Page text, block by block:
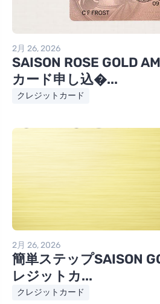
2月 26, 2026
SAISON ROSE GOLD
カード申し込�...
クレジットカード
2月 26, 2026
簡単ステップSAISON
レジットカ...
クレジットカード